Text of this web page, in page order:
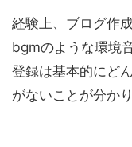
経験上、ブログ作
bgmのような環境
登録は基本的にど
がないことが分か